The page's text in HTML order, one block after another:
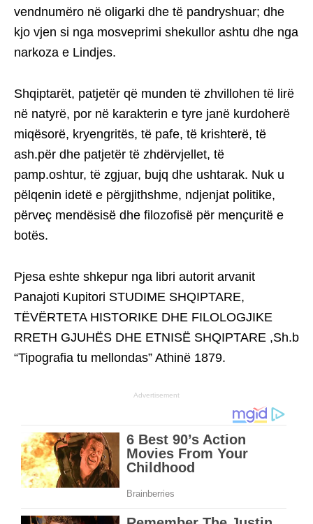
vendnumëro në oligarki dhe të pandryshuar; dhe
kjo vjen si nga mosveprimi shekullor ashtu dhe nga
narkoza e Lindjes.
Shqiptarët, patjetër që munden të zhvillohen të lirë
në natyrë, por në karakterin e tyre janë kurdoherë
miqësorë, kryengritës, të pafe, të krishterë, të
ash.për dhe patjetër të zhdërvjellet, të
pamp.oshtur, të zgjuar, bujq dhe ushtarak. Nuk u
pëlqenin idetë e përgjithshme, ndjenjat politike,
përveç mendësisë dhe filozofisë për mençuritë e
botës.
Pjesa eshte shkepur nga libri autorit arvanit
Panajoti Kupitori STUDIME SHQIPTARE,
TËVËRTETA HISTORIKE DHE FILOLOGJIKE
RRETH GJUHËS DHE ETNISË SHQIPTARE ,Sh.b
“Tipografia tu mellondas” Athinë 1879.
Advertisement